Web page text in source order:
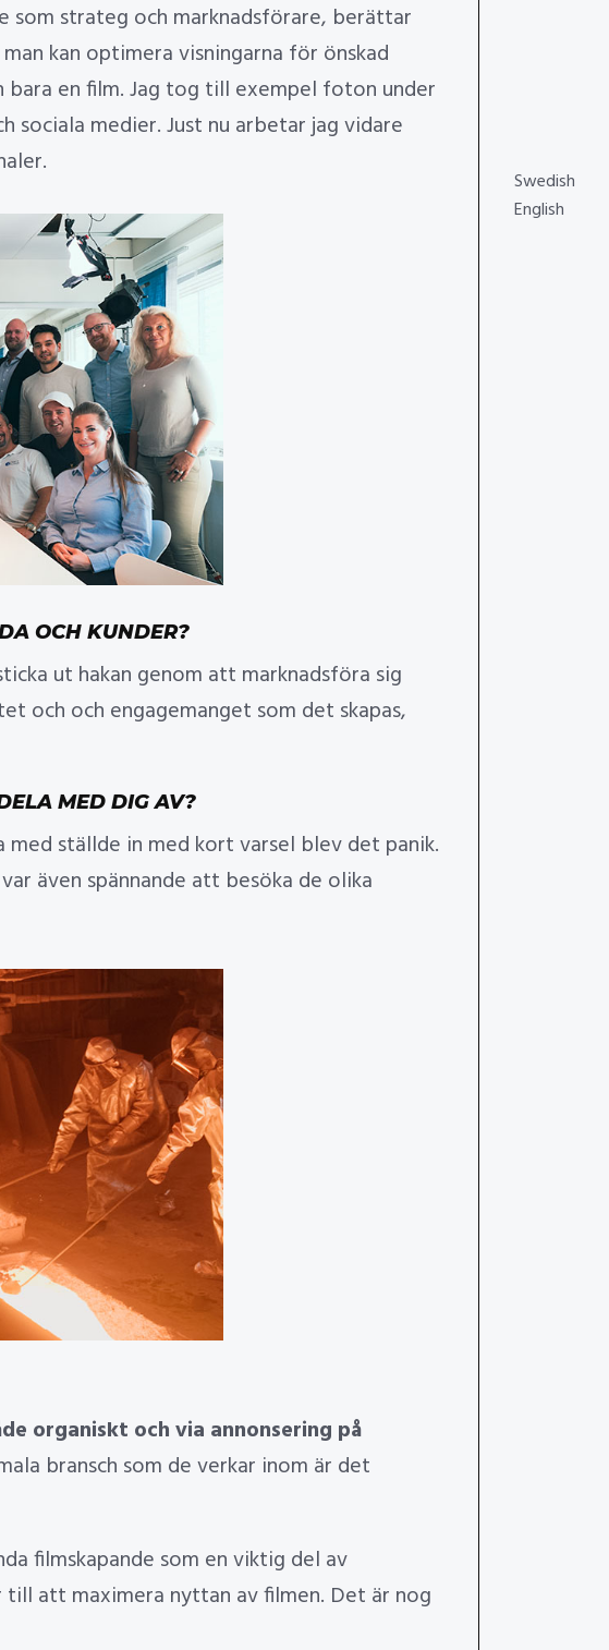
Swedish
English
strateg och marknadsförare, berättar
kan optimera visningarna för önskad
en film. Jag tog till exempel foton under
sociala medier. Just nu arbetar jag vidare
OCH KUNDER?
ut hakan genom att marknadsföra sig
och och engagemanget som det skapas,
MED DIG AV?
med ställde in med kort varsel blev det panik.
även spännande att besöka de olika
organiskt och via annonsering på
bransch som de verkar inom är det
filmskapande som en viktig del av
till att maximera nyttan av filmen. Det är nog